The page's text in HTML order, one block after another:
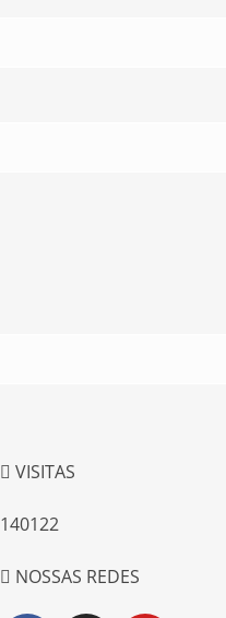
VISITAS
140122
NOSSAS REDES